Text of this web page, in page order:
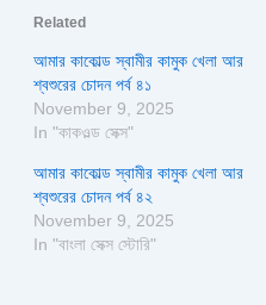
Related
আমার কাকোল্ড স্বামীর কামুক খেলা আর
শ্বশুরের চোদন পর্ব ৪১
November 9, 2025
In "কাকওল্ড সেক্স"
আমার কাকোল্ড স্বামীর কামুক খেলা আর
শ্বশুরের চোদন পর্ব ৪২
November 9, 2025
In "বাংলা সেক্স স্টোরি"